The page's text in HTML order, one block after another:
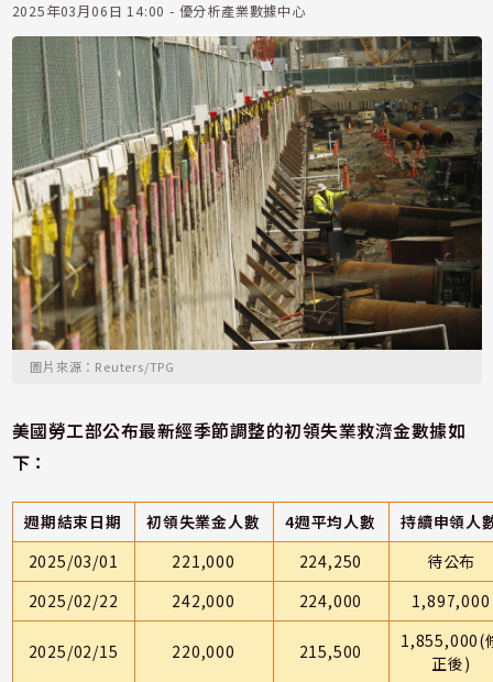
2025年03月06日 14:00 - 優分析產業數據中心
圖片來源：Reuters/TPG
美國勞工部公布最新經季節調整的初領失業救濟金數據如
下：
週期結束日期 初領失業金人數 4週平均人數
持續申領人
2025/03/01
221,000 224,250
待公布
2025/02/22
242,000 224,000 1,897,000
2025/02/15 220,000 215,500
1,855,000(
正後)